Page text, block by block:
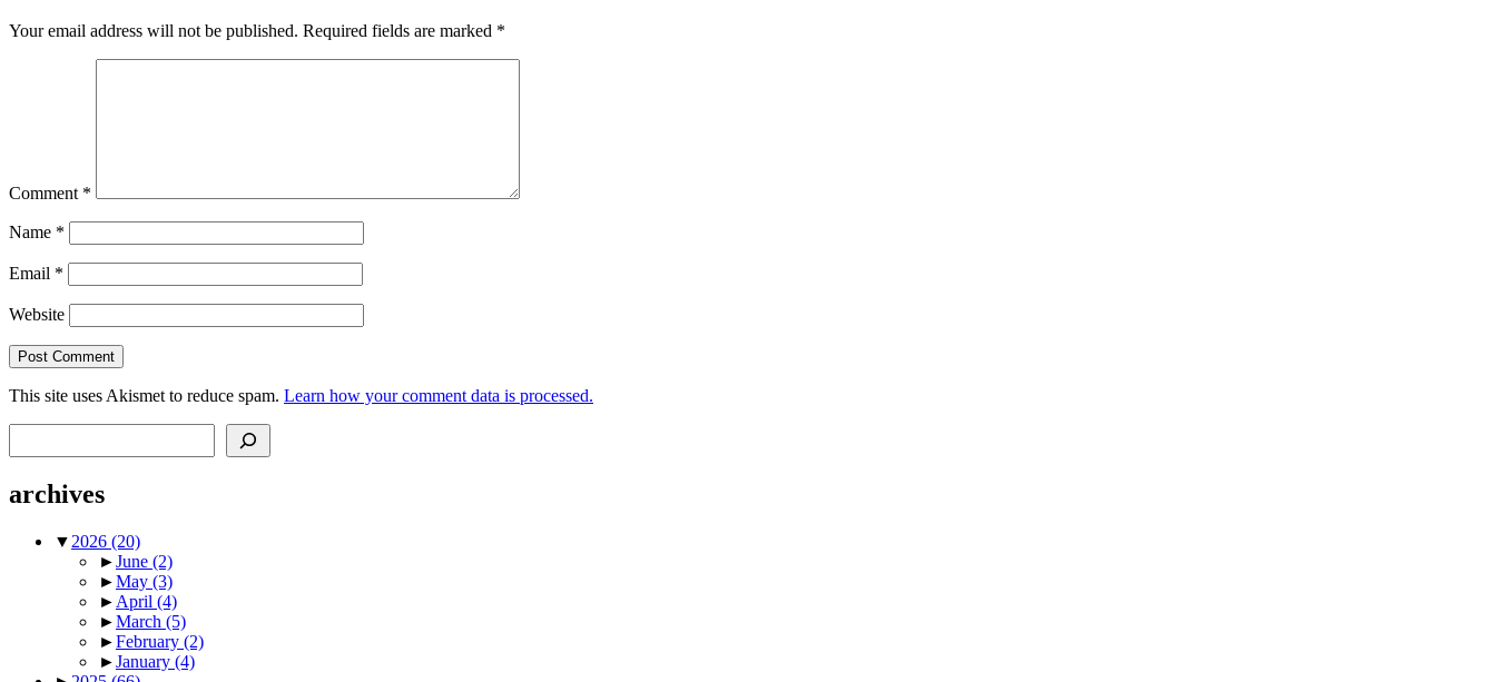
Your email address will not be published. Required fields are marked *
Comment *
Name *
Email *
Website
This site uses Akismet to reduce spam. Learn how your comment data is processed.
archives
▼ 2026 (20)
►June (2)
►May (3)
► April (4)
►March (5)
►February (2)
►January (4)